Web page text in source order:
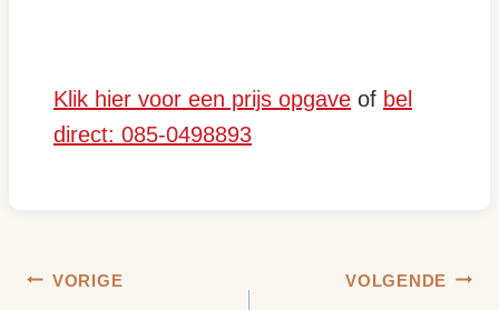
Klik hier voor een prijs opgave of bel
direct: 085-0498893
Bericht
VORIGE VOLGENDE